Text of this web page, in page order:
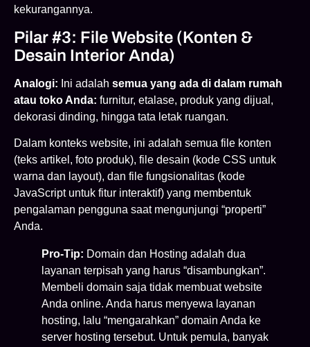
kekurangannya.
Pilar #3: File Website (Konten &
Desain Interior Anda)
Analogi: Ini adalah semua yang ada di dalam rumah
atau toko Anda: furnitur, etalase, produk yang dijual,
dekorasi dinding, hingga tata letak ruangan.
Dalam konteks website, ini adalah semua file konten
(teks artikel, foto produk), file desain (kode CSS untuk
warna dan layout), dan file fungsionalitas (kode
JavaScript untuk fitur interaktif) yang membentuk
pengalaman pengguna saat mengunjungi “properti”
Anda.
Pro-Tip: Domain dan Hosting adalah dua
layanan terpisah yang harus “disambungkan”.
Membeli domain saja tidak membuat website
Anda online. Anda harus menyewa layanan
hosting, lalu “mengarahkan” domain Anda ke
server hosting tersebut. Untuk pemula, banyak